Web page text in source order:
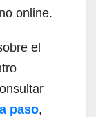
online.
el
paso,